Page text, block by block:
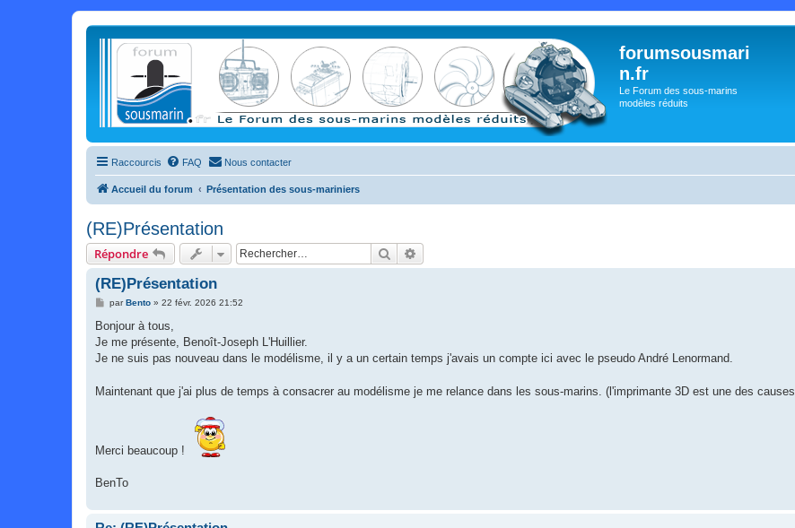
forumsousmari
n.fr
Le Forum des sous-marins
modèles réduits
Raccourcis FAQ Nous contacter
Accueil du forum Présentation des sous-mariniers
(RE)Présentation
Répondre Rechercher
(RE)Présentation
M
s
a
g
parBento» 22 févr. 2026 21:52
Bonjour à tous,
Je me présente, Benoît-Joseph L'Huillier.
Je ne suis pas nouveau dans le modélisme, il y a un certain temps j'avais un compte ici avec le pseudo André Lenormand.
Maintenant que j'ai plus de temps à consacrer au modélisme je me relance dans les sous-marins. (l'imprimante 3D est une des causes
Merci beaucoup !
BenTo